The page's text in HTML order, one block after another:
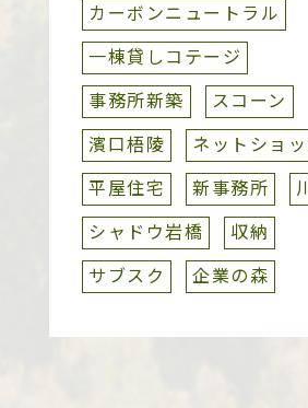
カーボンニュートラル
一棟貸しコテージ
事務所新築
スコーン
濱口梧陵
ネットショ
平屋住宅
新事務所
シャドウ岩橋
収納
サブスク
企業の森